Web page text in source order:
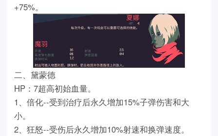
+75%。
二、黛蒙德
HP：7超高初始血量。
1、倍化--受到治疗后永久增加15%子弹伤害和大
小。
2、狂怒--受伤后永久增加10%射速和换弹速度。